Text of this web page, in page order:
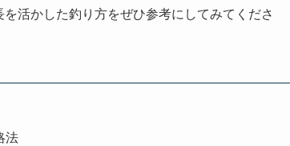
活かした釣り方をぜひ参考にしてみてくださ
法